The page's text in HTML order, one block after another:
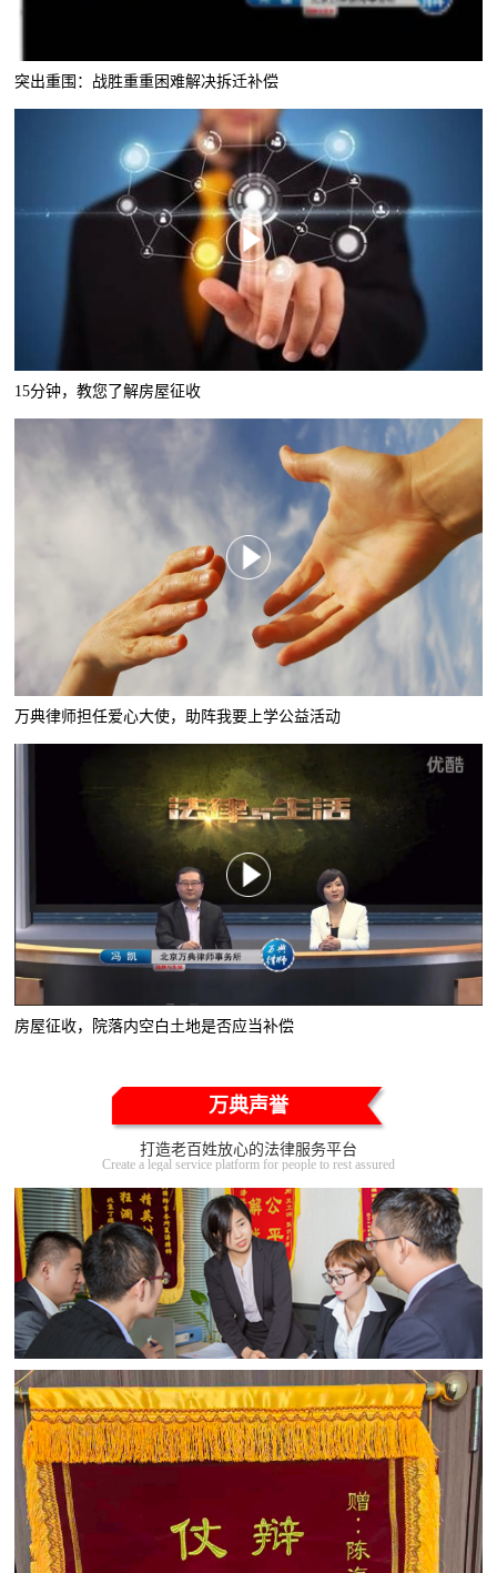
突出重围：战胜重重困难解决拆迁补偿
15分钟，教您了解房屋征收
万典律师担任爱心大使，助阵我要上学公益活动
房屋征收，院落内空白土地是否应当补偿
万典声誉
打造老百姓放心的法律服务平台
Create a legal service platform for people to rest assured